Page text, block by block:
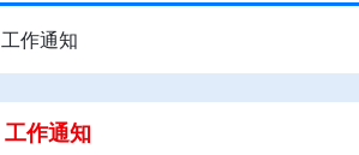
工作通知
工作通知